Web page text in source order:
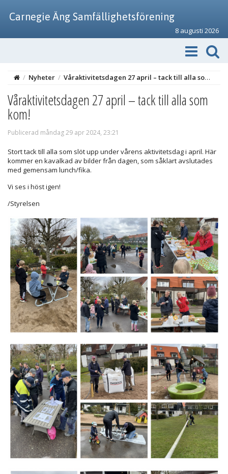
Carnegie Äng Samfällighetsförening
8 augusti 2026
/ Nyheter / Våraktivitetsdagen 27 april – tack till alla som kom!
Våraktivitetsdagen 27 april – tack till alla som
kom!
Publicerad måndag 29 apr 2024, 23:21
Stort tack till alla som slöt upp under vårens aktivitetsdag i april. Här
kommer en kavalkad av bilder från dagen, som såklart avslutades
med gemensam lunch/fika.
Vi ses i höst igen!
/Styrelsen